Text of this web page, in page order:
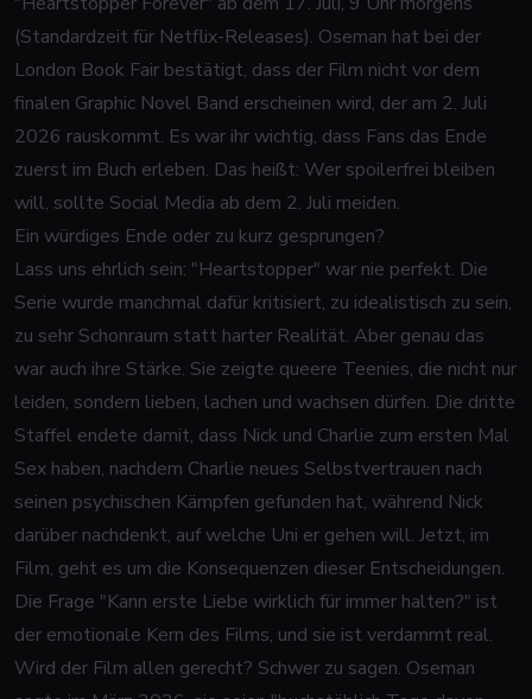
(Standardzeit für Netflix-Releases). Oseman hat bei der
London Book Fair bestätigt, dass der Film nicht vor dem
finalen Graphic Novel Band erscheinen wird, der am 2. Juli
2026 rauskommt. Es war ihr wichtig, dass Fans das Ende
zuerst im Buch erleben. Das heißt: Wer spoilerfrei bleiben
will, sollte Social Media ab dem 2. Juli meiden.
Ein würdiges Ende oder zu kurz gesprungen?
Lass uns ehrlich sein: "Heartstopper" war nie perfekt. Die
Serie wurde manchmal dafür kritisiert, zu idealistisch zu sein,
zu sehr Schonraum statt harter Realität. Aber genau das
war auch ihre Stärke. Sie zeigte queere Teenies, die nicht nur
leiden, sondern lieben, lachen und wachsen dürfen. Die dritte
Staffel endete damit, dass Nick und Charlie zum ersten Mal
Sex haben, nachdem Charlie neues Selbstvertrauen nach
seinen psychischen Kämpfen gefunden hat, während Nick
darüber nachdenkt, auf welche Uni er gehen will. Jetzt, im
Film, geht es um die Konsequenzen dieser Entscheidungen.
Die Frage "Kann erste Liebe wirklich für immer halten?" ist
der emotionale Kern des Films, und sie ist verdammt real.
Wird der Film allen gerecht? Schwer zu sagen. Oseman